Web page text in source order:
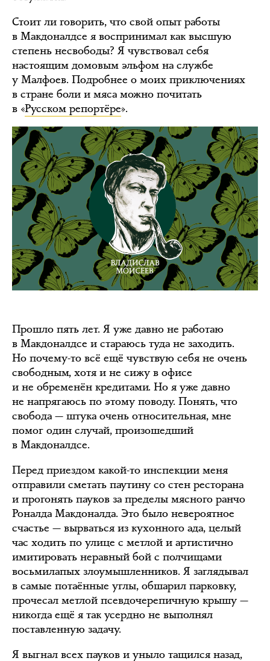
Стоит ли говорить, что свой опыт работы
в Макдоналдсе я воспринимал как высшую
степень несвободы? Я чувствовал себя
настоящим домовым эльфом на службе
у Малфоев. Подробнее о моих приключениях
в стране боли и мяса можно почитать
в «Русском репортёре».
Прошло пять лет. Я уже давно не работаю
в Макдоналдсе и стараюсь туда не заходить.
Но почему-то всё ещё чувствую себя не очень
свободным, хотя и не сижу в офисе
и не обременён кредитами. Но я уже давно
не напрягаюсь по этому поводу. Понять, что
свобода — штука очень относительная, мне
помог один случай, произошедший
в Макдоналдсе.
Перед приездом какой-то инспекции меня
отправили сметать паутину со стен ресторана
и прогонять пауков за пределы мясного ранчо
Роналда Макдоналда. Это было невероятное
счастье — вырваться из кухонного ада, целый
час ходить по улице с метлой и артистично
имитировать неравный бой с полчищами
восьмилапых злоумышленников. Я заглядывал
в самые потаённые углы, обшарил парковку,
прочесал метлой псевдочерепичную крышу —
никогда ещё я так усердно не выполнял
поставленную задачу.
Я выгнал всех пауков и уныло тащился назад,